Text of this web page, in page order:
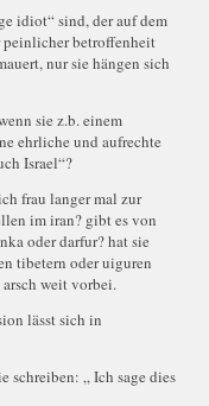
idiot“ sind, der auf dem
peinlicher betroffenheit
nur sie hängen sich
sie z.b. einem
ehrliche und aufrechte
Israel“?
frau langer mal zur
im iran? gibt es von
oder darfur? hat sie
tibetern oder uiguren
weit vorbei.
lässt sich in
schreiben: „ Ich sage dies